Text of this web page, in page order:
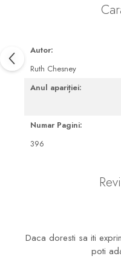
Autor:
Ruth Chesney
Anul apariției:
Numar Pagini:
396
Daca doresti sa iti
poti